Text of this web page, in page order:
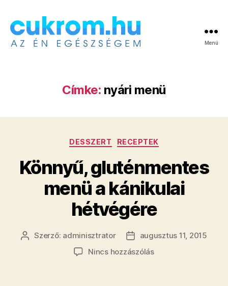
Menü
Címke: nyári menü
Kategóriák
DESSZERT RECEPTEK
Könnyű, gluténmentes
menü a kánikulai
hétvégére
Bejegyzés
Szerző: adminisztrator
Bejegyzés
dátuma
augusztus 11, 2015
Nincs hozzászólása(z)